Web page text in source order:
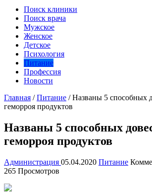
Поиск клиники
Поиск врача
Мужское
Женское
Детское
Психология
Питание
Профессия
Новости
Главная / Питание / Названы 5 способных
геморроя продуктов
Названы 5 способных
геморроя продуктов
Администрация 05.04.2020 Питание
265 Просмотров